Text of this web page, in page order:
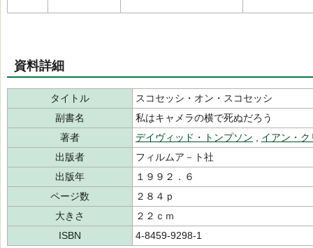
資料詳細
タイトル
スコセッシ・オン・スコセッシ
副書名
私はキャメラの横で死ぬだろう
著者
デイヴィッド・トンプソン
イアン・
出版者
フィルムア－ト社
出版年
１９９２．６
ページ数
２８４ｐ
大きさ
２２ｃｍ
ISBN
4-8459-9298-1